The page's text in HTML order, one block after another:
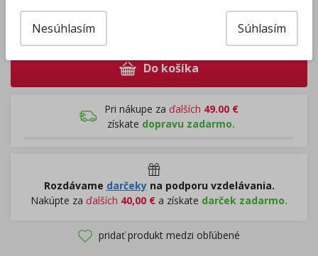
+
Do košíka
Pri nákupe za ďalších 49.00€
získate dopravu zadarmo.
Rozdávame darčeky na podporu vzdelávania.
Nakúpte za ďalších 40,00 € a získate darček zadarmo.
pridať produkt medzi obľúbené
Súhlasím
Nesúhlasím